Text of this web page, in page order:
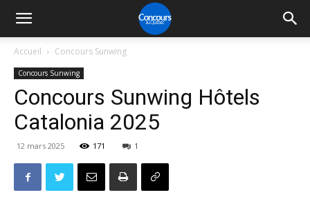
Accueil Concours Sunwing
Concours Sunwing
Concours Sunwing Hôtels
Catalonia 2025
12 mars 2025 171 1